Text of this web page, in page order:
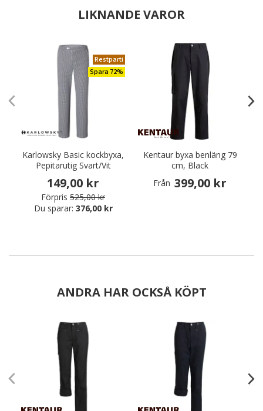
LIKNANDE VAROR
Restparti
Spara 72%
Karlowsky Basic kockbyxa,
Pepitarutig Svart/Vit
149,00 kr
Förpris 525,00 kr
Du sparar: 376,00 kr
Kentaur byxa benläng 79
cm, Black
Från 399,00 kr
ANDRA HAR OCKSÅ KÖPT